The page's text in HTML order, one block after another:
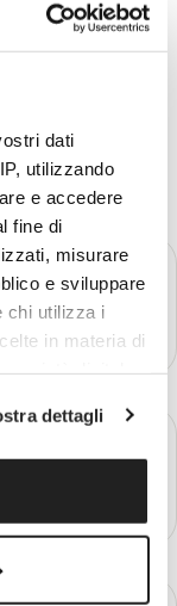
dati
utilizzando
e accedere
fine di
misurare
e sviluppare
chi utilizza i
in materia di
in qualsiasi
o facendo clic
posizione
di qualche
dettagli